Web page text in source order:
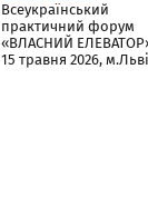
Всеукраїнський
практичний форум
«ВЛАСНИЙ
15 травня 2026,